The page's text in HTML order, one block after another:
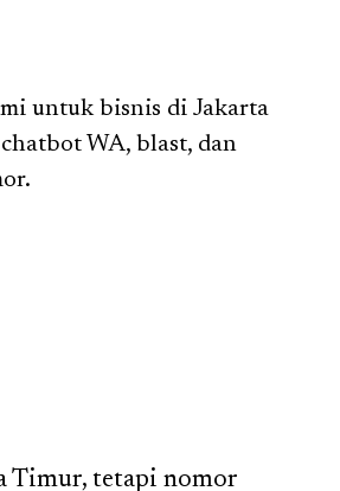
untuk bisnis di Jakarta
WA, blast, dan
Timur, tetapi nomor